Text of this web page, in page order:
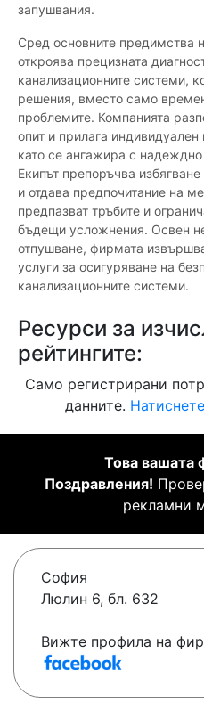
запушвания.
Сред основните предимства
откроява прецизната
канализационните системи,
решения, вместо само
проблемите. Компанията
опит и прилага
като се ангажира с
Екипът препоръчва
и отдава предпочитание на
предпазват тръбите и
бъдещи усложнения. Освен
отпушване, фирмата
услуги за осигуряване на
канализационните системи.
Ресурси за
рейтингите:
Само регистрирани
данните.
Това вашата
Поздравления!
рекламни
София
Люлин 6, бл. 632
Вижте профила на